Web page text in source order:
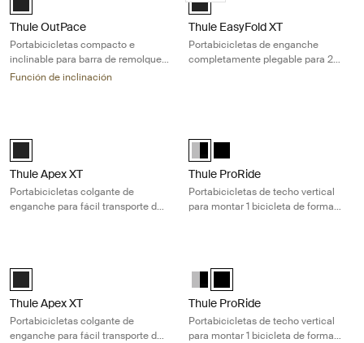
Thule OutPace
Portabicicletas compacto e
inclinable para barra de remolque
que transporta 3 bicicletas
Función de inclinación
Thule EasyFold XT
Portabicicletas de enganche
completamente plegable para 2
Black (selected)
Thule Apex XT
Portabicicletas colgante de
enganche para fácil transporte de
Thule ProRide Aluminum/Black
Thule ProRide Negro
Thule ProRide
Portabicicletas de techo vertical
para montar 1 bicicleta de forma
Black (selected)
Thule Apex XT
Portabicicletas colgante de
enganche para fácil transporte de
Thule ProRide Aluminum/Black
Thule ProRide Negro
Thule ProRide
Portabicicletas de techo vertical
para montar 1 bicicleta de forma